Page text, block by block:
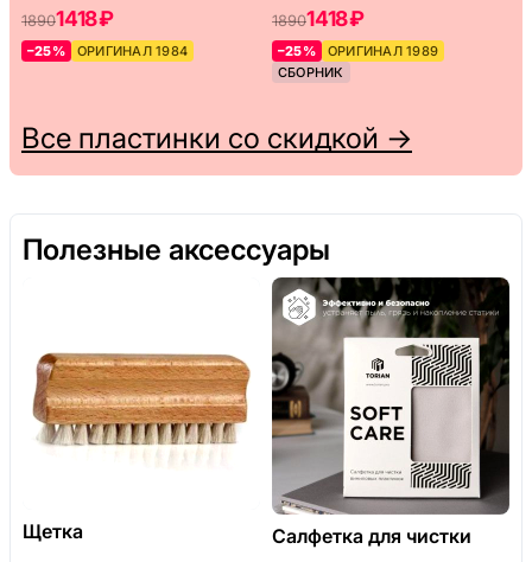
18901418 ₽
–25% ОРИГИНАЛ 1984
18901418 ₽
–25%
ОРИГИНАЛ 1989
СБОРНИК
Все пластинки со скидкой →
Полезные аксессуары
Щетка Салфетка для чистки